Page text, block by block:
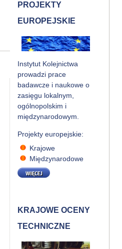
PROJEKTY
EUROPEJSKIE
Instytut Kolejnictwa
prowadzi prace
badawcze i naukowe o
zasięgu lokalnym,
ogólnopolskim i
międzynarodowym.
Projekty europejskie:
Krajowe
Międzynarodowe
WIĘCEJ
KRAJOWE OCENY
TECHNICZNE